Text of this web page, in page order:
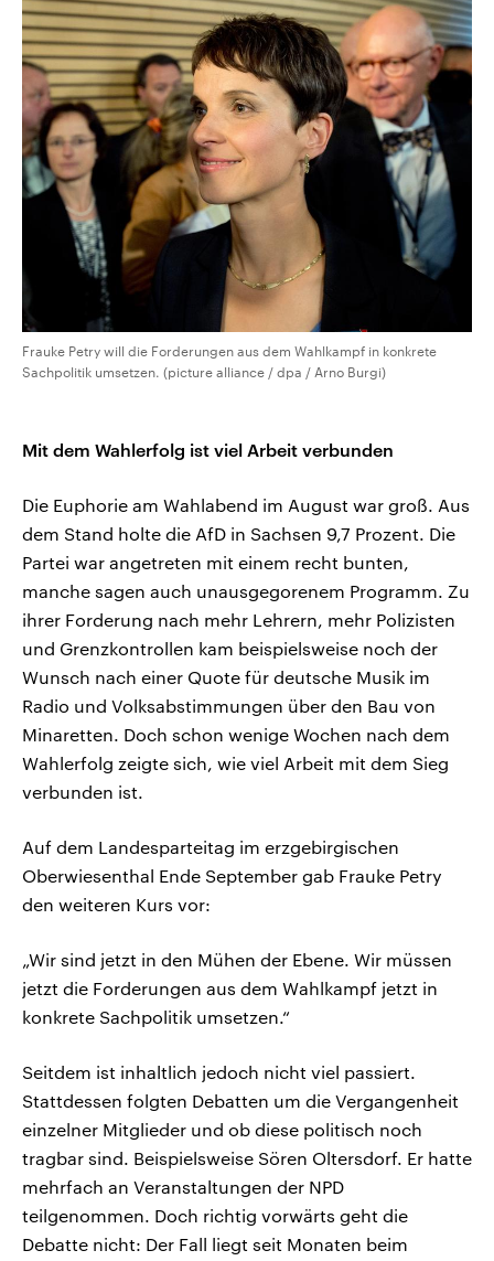
Frauke Petry will die Forderungen aus dem Wahlkampf in konkrete
Sachpolitik umsetzen. (picture alliance / dpa / Arno Burgi)
Mit dem Wahlerfolg ist viel Arbeit verbunden
Die Euphorie am Wahlabend im August war groß. Aus
dem Stand holte die AfD in Sachsen 9,7 Prozent. Die
Partei war angetreten mit einem recht bunten,
manche sagen auch unausgegorenem Programm. Zu
ihrer Forderung nach mehr Lehrern, mehr Polizisten
und Grenzkontrollen kam beispielsweise noch der
Wunsch nach einer Quote für deutsche Musik im
Radio und Volksabstimmungen über den Bau von
Minaretten. Doch schon wenige Wochen nach dem
Wahlerfolg zeigte sich, wie viel Arbeit mit dem Sieg
verbunden ist.
Auf dem Landesparteitag im erzgebirgischen
Oberwiesenthal Ende September gab Frauke Petry
den weiteren Kurs vor:
„Wir sind jetzt in den Mühen der Ebene. Wir müssen
jetzt die Forderungen aus dem Wahlkampf jetzt in
konkrete Sachpolitik umsetzen.“
Seitdem ist inhaltlich jedoch nicht viel passiert.
Stattdessen folgten Debatten um die Vergangenheit
einzelner Mitglieder und ob diese politisch noch
tragbar sind. Beispielsweise Sören Oltersdorf. Er hatte
mehrfach an Veranstaltungen der NPD
teilgenommen. Doch richtig vorwärts geht die
Debatte nicht: Der Fall liegt seit Monaten beim